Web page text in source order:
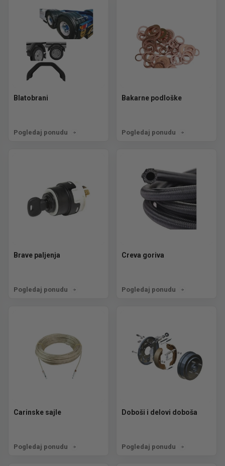
Blatobrani
Pogledaj ponudu
Bakarne podloške
Pogledaj ponudu
Brave paljenja
Pogledaj ponudu
Creva goriva
Pogledaj ponudu
Carinske sajle
Pogledaj ponudu
Doboši i delovi doboša
Pogledaj ponudu